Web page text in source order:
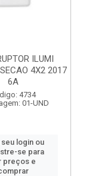
ILUMI
4X2 2017
6A
4734
01-UND
seu login ou
se para
preços e